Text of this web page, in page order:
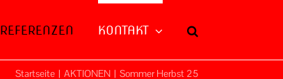
REFERENZEN KONTAKT
Startseite | AKTIONEN | Sommer Herbst 25